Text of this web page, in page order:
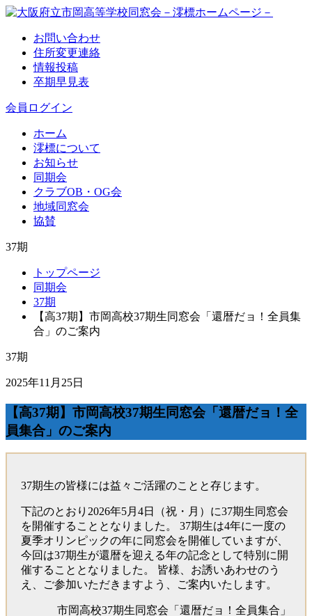
お問い合わせ
住所変更連絡
情報投稿
卒期早見表
会員ログイン
ホーム
澪標について
お知らせ
同期会
クラブOB・OG会
地域同窓会
協賛
37期
トップページ
同期会
37期
【高37期】市岡高校37期生同窓会「還暦だョ！全員集
合」のご案内
37期
2025年11月25日
【高37期】市岡高校37期生同窓会「還暦だョ！全
員集合」のご案内
37期生の皆様には益々ご活躍のことと存じます。
下記のとおり2026年5月4日（祝・月）に37期生同窓会
を開催することとなりました。 37期生は4年に一度の
夏季オリンピックの年に同窓会を開催していますが、
今回は37期生が還暦を迎える年の記念として特別に開
催することとなりました。 皆様、お誘いあわせのう
え、ご参加いただきますよう、ご案内いたします。
市岡高校37期生同窓会「還暦だョ！全員集合」